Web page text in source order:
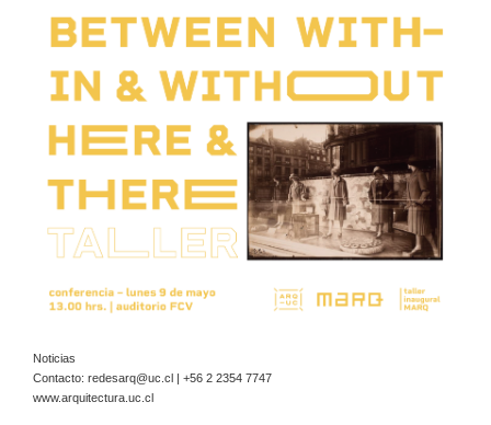
Noticias
Contacto: redesarq@uc.cl
| +56 2 2354 7747
www.arquitectura.uc.cl